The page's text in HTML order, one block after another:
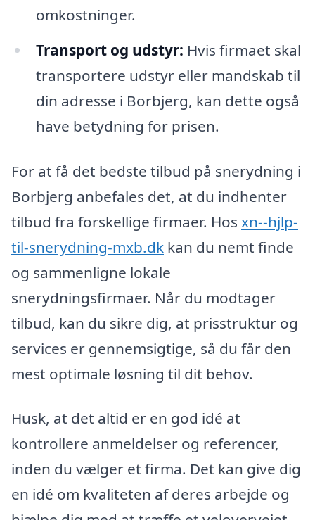
omkostninger.
Transport og udstyr: Hvis firmaet skal
transportere udstyr eller mandskab til
din adresse i Borbjerg, kan dette også
have betydning for prisen.
For at få det bedste tilbud på snerydning i
Borbjerg anbefales det, at du indhenter
tilbud fra forskellige firmaer. Hos xn--hjlp-
til-snerydning-mxb.dk kan du nemt finde
og sammenligne lokale
snerydningsfirmaer. Når du modtager
tilbud, kan du sikre dig, at prisstruktur og
services er gennemsigtige, så du får den
mest optimale løsning til dit behov.
Husk, at det altid er en god idé at
kontrollere anmeldelser og referencer,
inden du vælger et firma. Det kan give dig
en idé om kvaliteten af deres arbejde og